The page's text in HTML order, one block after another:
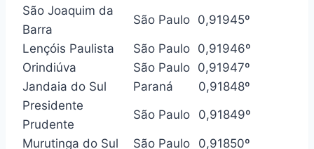
São Joaquim da
Barra
São Paulo 0,91945º
Lençóis Paulista São Paulo 0,91946º
Orindiúva
São Paulo 0,91947º
Jandaia do Sul
Paraná 0,91848º
Presidente
Prudente
São Paulo 0,91849º
Murutinga do Sul São Paulo 0,91850º